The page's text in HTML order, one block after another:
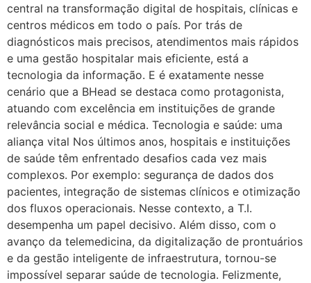
central na transformação digital de hospitais, clínicas e
centros médicos em todo o país. Por trás de
diagnósticos mais precisos, atendimentos mais rápidos
e uma gestão hospitalar mais eficiente, está a
tecnologia da informação. E é exatamente nesse
cenário que a BHead se destaca como protagonista,
atuando com excelência em instituições de grande
relevância social e médica. Tecnologia e saúde: uma
aliança vital Nos últimos anos, hospitais e instituições
de saúde têm enfrentado desafios cada vez mais
complexos. Por exemplo: segurança de dados dos
pacientes, integração de sistemas clínicos e otimização
dos fluxos operacionais. Nesse contexto, a T.I.
desempenha um papel decisivo. Além disso, com o
avanço da telemedicina, da digitalização de prontuários
e da gestão inteligente de infraestrutura, tornou-se
impossível separar saúde de tecnologia. Felizmente,